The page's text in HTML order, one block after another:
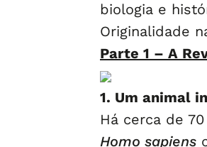
biologia e
Originalidade
Parte 1 – A
1. Um animal
Há cerca de
Homo sapiens